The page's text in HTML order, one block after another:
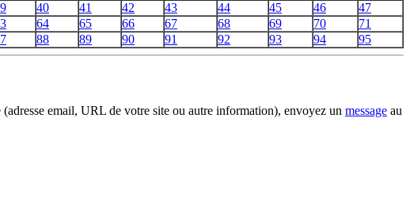
40 41 42 43 44 45 46
47
64 65 66 67 68 69 70
71
88 89 90 91 92 93 94 95
email, URL de votre site ou autre information), envoyez un message au